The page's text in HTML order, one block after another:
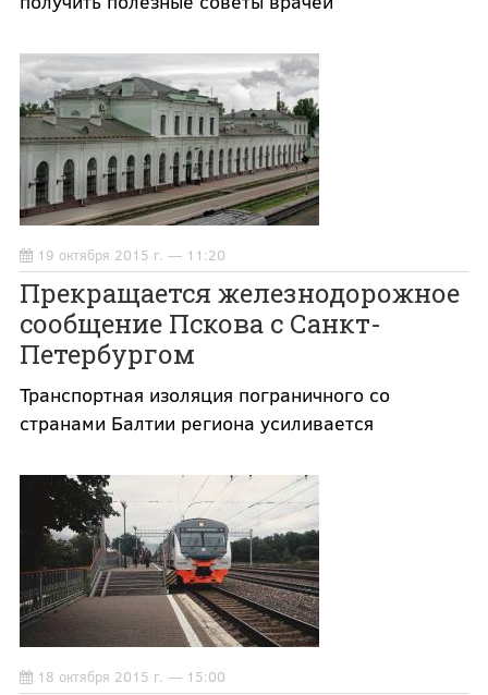
19 октября 2015 г. — 11:20
Прекращается железнодорожное
сообщение Пскова с Санкт-
Петербургом
Транспортная изоляция пограничного со
странами Балтии региона усиливается
18 октября 2015 г. — 15:00